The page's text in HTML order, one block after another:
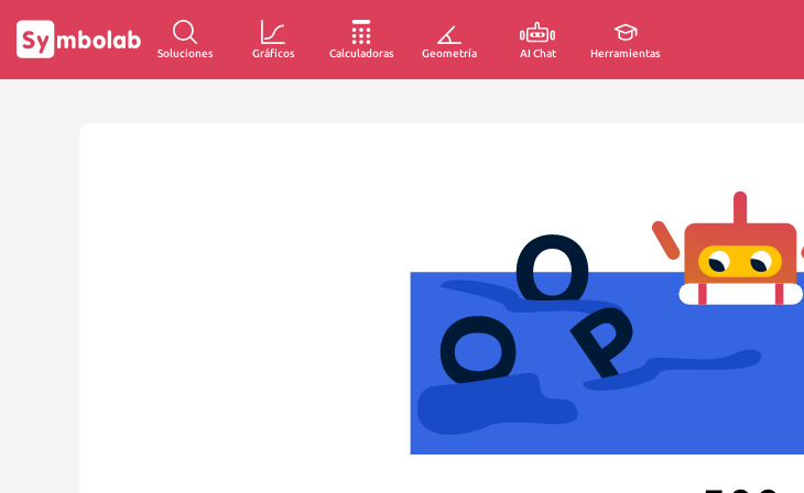
Soluciones Gráficos Calculadoras Geometría AI Chat Herramientas